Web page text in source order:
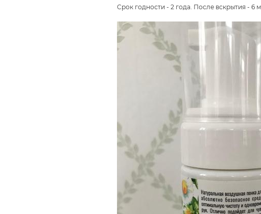
Срок годности - 2 года. После вскрытия - 6